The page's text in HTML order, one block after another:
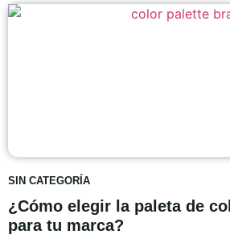
SIN CATEGORÍA
¿Cómo elegir la paleta de
para tu marca?